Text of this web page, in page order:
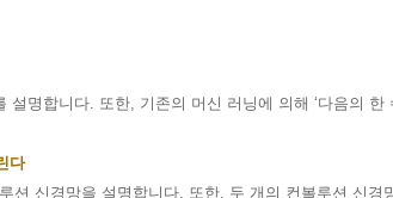
설명합니다. 또한, 기존의 머신 러닝에 의해 ‘다음의 한
다
션 신경망을 설명합니다. 또한, 두 개의 컨볼루션 신경